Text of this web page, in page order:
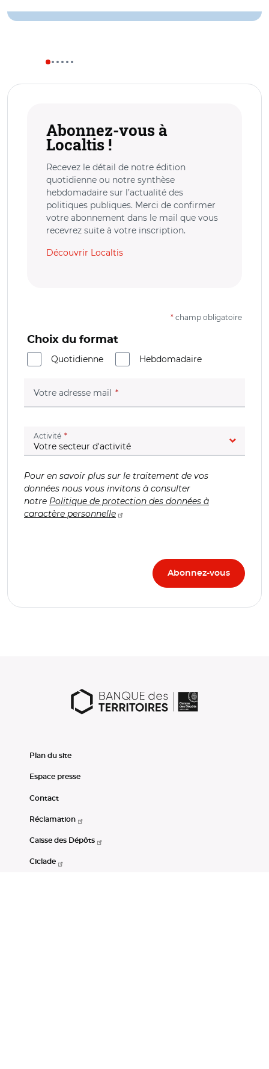
Abonnez-vous à
Localtis !
Recevez le détail de notre édition
quotidienne ou notre synthèse
hebdomadaire sur l’actualité des
politiques publiques. Merci de confirmer
votre abonnement dans le mail que vous
recevrez suite à votre inscription.
Découvrir Localtis
* champ obligatoire
Choix du format
Quotidienne
Hebdomadaire
Votre adresse mail (champ obligatoire)
Activité (champ obligatoire)
Pour en savoir plus sur le traitement de vos
données nous vous invitons à consulter
notre Politique de protection des données à
caractère personnelle
Plan du site
Espace presse
Contact
Réclamation
Caisse des Dépôts
Ciclade